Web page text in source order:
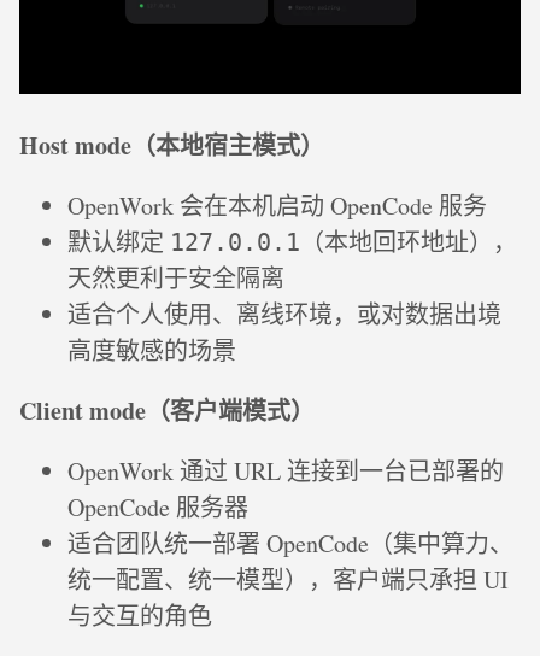
Host mode（本地宿主模式）
OpenWork 会在本机启动 OpenCode 服务
默认绑定 127.0.0.1
（本地回环地址），
天然更利于安全隔离
适合个人使用、离线环境，或对数据出境
高度敏感的场景
Client mode（客户端模式）
OpenWork 通过 URL 连接到一台已部署的
OpenCode 服务器
适合团队统一部署 OpenCode（集中算力、
统一配置、统一模型），客户端只承担 UI
与交互的角色